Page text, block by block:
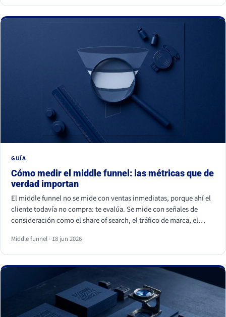
GUÍA
Cómo medir el middle funnel: las métricas que de
verdad importan
El middle funnel no se mide con ventas inmediatas, porque ahí el
cliente todavía no compra: te evalúa. Se mide con señales de
consideración como el share of search, el tráfico de marca, el
lead (MQL a SQL). Las impresiones, los likes y los seguidores no
cuentan: son volumen, no preferencia.
Middle funnel · 18 jun 2026